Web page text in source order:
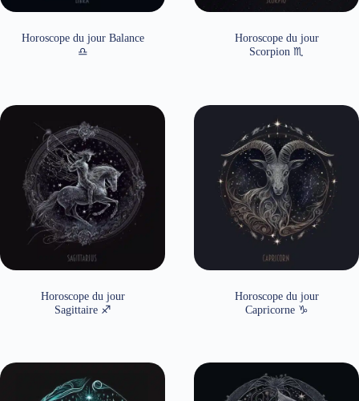
Horoscope du jour Balance
♎
Horoscope du jour
Scorpion ♏
Horoscope du jour
Sagittaire ♐
Horoscope du jour
Capricorne ♑